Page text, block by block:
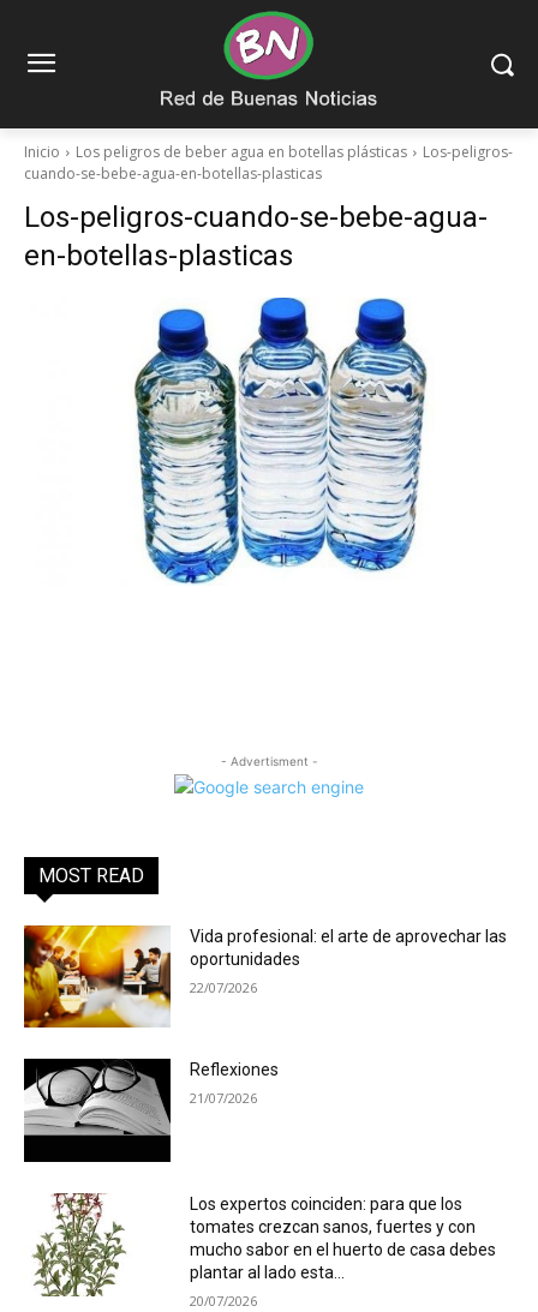
Inicio Los peligros de beber agua en botellas plásticas
Los-peligros-
cuando-se-bebe-agua-en-botellas-plasticas
Los-peligros-cuando-se-bebe-agua-
en-botellas-plasticas
- Advertisment -
MOST READ
Vida profesional: el arte de aprovechar las
oportunidades
22/07/2026
Reflexiones
21/07/2026
Los expertos coinciden: para que los
tomates crezcan sanos, fuertes y con
mucho sabor en el huerto de casa debes
plantar al lado esta...
20/07/2026